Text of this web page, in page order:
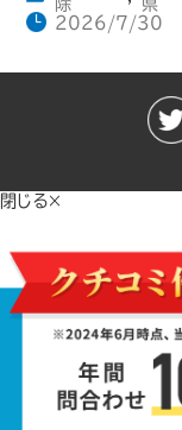
除
県
2026/7/30
閉じる×